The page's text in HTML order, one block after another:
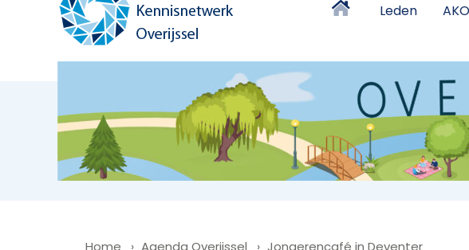
Leden
Home Agenda Overijssel Jongerencafé in Deventer